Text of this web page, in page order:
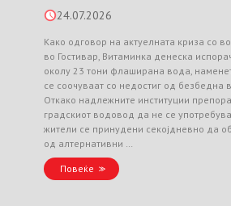
24.07.2026
Како одговор на актуелната криза со
во Гостивар, Витаминка денеска
околу 23 тони флаширана вода,
се соочуваат со недостиг од безбедна
Откако надлежните институции
градскиот водовод да не се
жители се принудени секојдневно да
од алтернативни …
Повеќе